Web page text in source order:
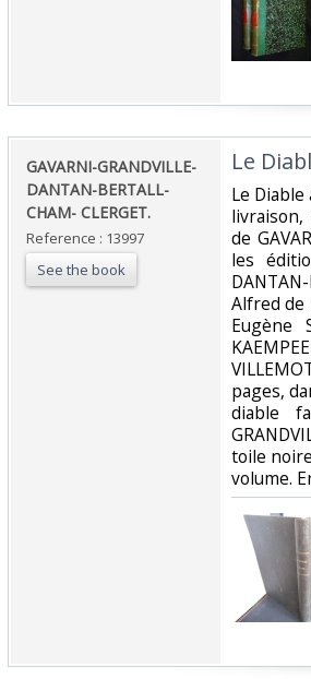
‎GAVARNI-GRANDVILLE-
DANTAN-BERTALL-
CHAM- CLERGET. ‎
Reference : 13997
See the book
‎Le
‎Le
livraison,
de
les
Alfred de
Eugène
pages,
diable
toile
volume.